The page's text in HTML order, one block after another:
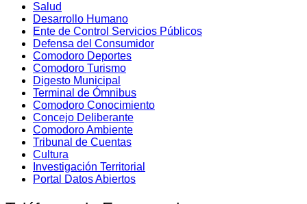
Salud
Desarrollo Humano
Ente de Control Servicios Públicos
Defensa del Consumidor
Comodoro Deportes
Comodoro Turismo
Digesto Municipal
Terminal de Ómnibus
Comodoro Conocimiento
Concejo Deliberante
Comodoro Ambiente
Tribunal de Cuentas
Cultura
Investigación Territorial
Portal Datos Abiertos